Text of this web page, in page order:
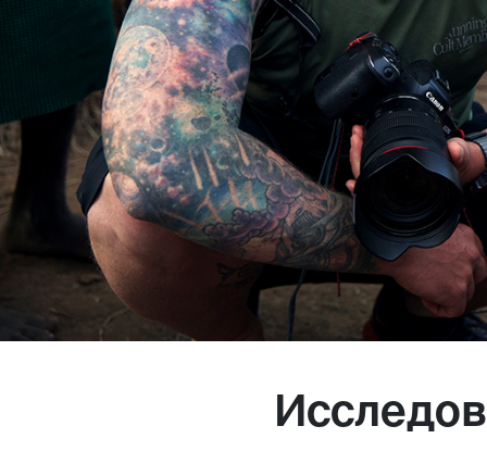
Контакты
ГалереяОтзывыFAQ
+7 925 836 16 98